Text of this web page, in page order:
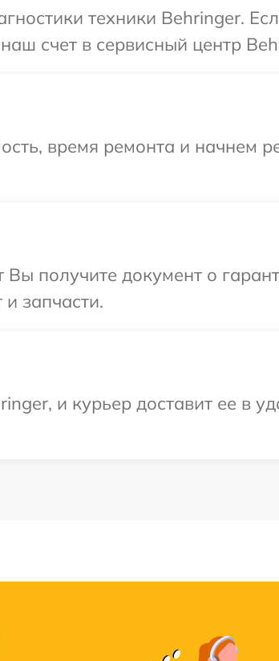
техники Behringer.
счет в сервисный центр
время ремонта и начнем
получите документ о
запчасти.
и курьер доставит ее в